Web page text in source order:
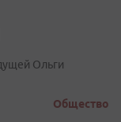
Ольги
Общество